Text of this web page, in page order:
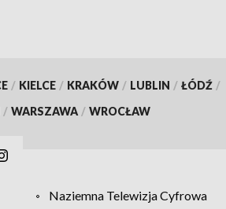
/ KIELCE / KRAKÓW / LUBLIN / ŁÓDŹ /
/ WARSZAWA / WROCŁAW
Naziemna Telewizja Cyfrowa